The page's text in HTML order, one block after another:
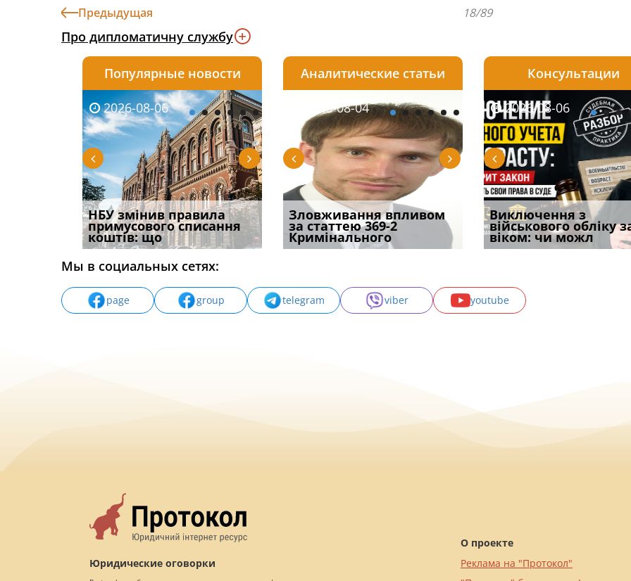
Предыдущая 18/89
Про дипломатичну службу
Популярные новости
2026-08-06
НБУ змінив правила
примусового списання
коштів: що
2026-08-06
Якщо суд встановив для
відшкодування шкоди
наявніс
2026-08-06
Документи, на яких не
проставляється
апостиль: пер
Аналитические статьи
2026-08-03
Водії можуть отримати
компенсацію за
незаконні дії
2026-08-04
Зловживання впливом
за статтею 369-2
Кримінального
2026-08-04
Переоформлення
відстрочки за іншою
підставою: нов
Консультации
2026-08-05
Особливості захисту у
кримінальному
провадженні: я
2026-08-06
Виключення з
військового обліку
віком: чи можл
2026-07-30
Восьмий ААС
підтвердив, що
може скас
Мы в социальных сетях:
page group telegram viber youtube
Юридические оговорки
О проекте
Реклама на "Протокол"